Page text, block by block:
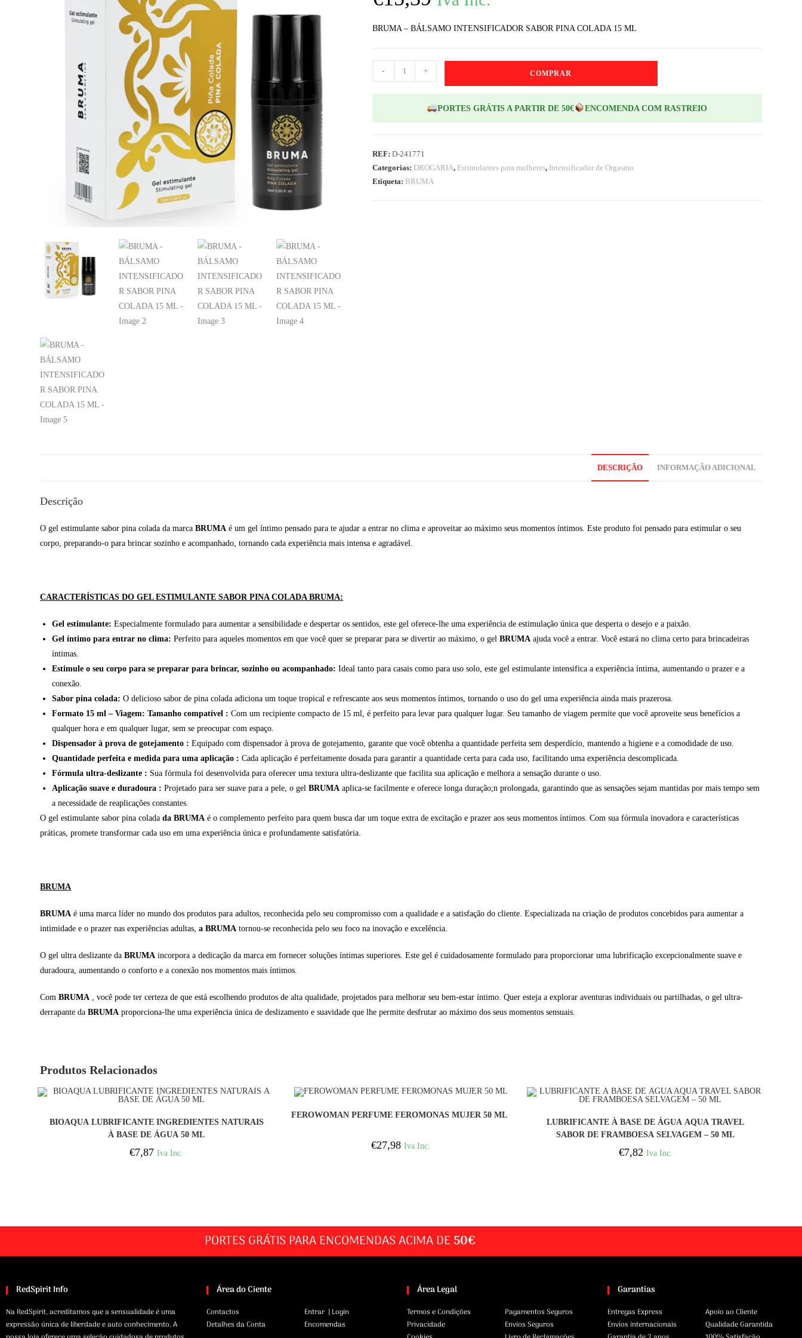
BRUMA – BÁLSAMO INTENSIFICADOR SABOR PINA COLADA 15 ML
- + COMPRAR
PORTES GRÁTIS A PARTIR DE 50€ ENCOMENDA COM RASTREIO
REF: D-241771
Categorias: DROGARIA, Estimulantes para mulheres, Intensificador de Orgasmo
Etiqueta: BRUMA
DESCRIÇÃO INFORMAÇÃO ADICIONAL
Descrição
O gel estimulante sabor pina colada da marcaBRUMA é um gel íntimo pensado para te ajudar a entrar no clima e aproveitar ao máximo seus momentos íntimos. Este produto foi pensado para estimular o seu
corpo, preparando-o para brincar sozinho e acompanhado, tornando cada experiência mais intensa e agradável.
CARACTERÍSTICAS DO GEL ESTIMULANTE SABOR PINA COLADA BRUMA:
Gel estimulante: Especialmente formulado para aumentar a sensibilidade e despertar os sentidos, este gel oferece-lhe uma experiência de estimulação única que desperta o desejo e a paixão.
Gel íntimo para entrar no clima: Perfeito para aqueles momentos em que você quer se preparar para se divertir ao máximo, o gelBRUMA ajuda você a entrar. Você estará no clima certo para brincadeiras
íntimas.
Estimule o seu corpo para se preparar para brincar, sozinho ou acompanhado: Ideal tanto para casais como para uso solo, este gel estimulante intensifica a experiência íntima, aumentando o prazer e a
conexão.
Sabor pina colada:O delicioso sabor de pina colada adiciona um toque tropical e refrescante aos seus momentos íntimos, tornando o uso do gel uma experiência ainda mais prazerosa.
Formato 15 ml – Viagem: Tamanho compatível : Com um recipiente compacto de 15 ml, é perfeito para levar para qualquer lugar. Seu tamanho de viagem permite que você aproveite seus benefícios a
qualquer hora e em qualquer lugar, sem se preocupar com espaço.
Dispensador à prova de gotejamento : Equipado com dispensador à prova de gotejamento, garante que você obtenha a quantidade perfeita sem desperdício, mantendo a higiene e a comodidade de uso.
Quantidade perfeita e medida para uma aplicação : Cada aplicação é perfeitamente dosada para garantir a quantidade certa para cada uso, facilitando uma experiência descomplicada.
Fórmula ultra-deslizante : Sua fórmula foi desenvolvida para oferecer uma textura ultra-deslizante que facilita sua aplicação e melhora a sensação durante o uso.
Aplicação suave e duradoura : Projetado para ser suave para a pele, o gelBRUMA aplica-se facilmente e oferece longa duração;n prolongada, garantindo que as sensações sejam mantidas por mais tempo sem
a necessidade de reaplicações constantes.
O gel estimulante sabor pina coladada BRUMA é o complemento perfeito para quem busca dar um toque extra de excitação e prazer aos seus momentos íntimos. Com sua fórmula inovadora e características
práticas, promete transformar cada uso em uma experiência única e profundamente satisfatória.
BRUMA
BRUMA é uma marca líder no mundo dos produtos para adultos, reconhecida pelo seu compromisso com a qualidade e a satisfação do cliente. Especializada na criação de produtos concebidos para aumentar a
intimidade e o prazer nas experiências adultas,a BRUMA tornou-se reconhecida pelo seu foco na inovação e excelência.
O gel ultra deslizante daBRUMA incorpora a dedicação da marca em fornecer soluções íntimas superiores. Este gel é cuidadosamente formulado para proporcionar uma lubrificação excepcionalmente suave e
duradoura, aumentando o conforto e a conexão nos momentos mais íntimos.
ComBRUMA , você pode ter certeza de que está escolhendo produtos de alta qualidade, projetados para melhorar seu bem-estar íntimo. Quer esteja a explorar aventuras individuais ou partilhadas, o gel ultra-
derrapante daBRUMA proporciona-lhe uma experiência única de deslizamento e suavidade que lhe permite desfrutar ao máximo dos seus momentos sensuais.
Produtos Relacionados
BIOAQUA LUBRIFICANTE INGREDIENTES NATURAIS
À BASE DE ÁGUA 50 ML
€7,87 Iva Inc.
FEROWOMAN PERFUME FEROMONAS MUJER 50 ML
€27,98 Iva Inc.
COMPRAR
LUBRIFICANTE À BASE DE ÁGUA AQUA TRAVEL
SABOR DE FRAMBOESA SELVAGEM – 50 ML
€7,82 Iva Inc.
PORTES GRÁTIS PARA ENCOMENDAS ACIMA DE 50€
RedSpirit Info
Na RedSpirit, acreditamos que a sensualidade é uma
expressão única de liberdade e auto conhecimento. A
Área do Ciente
Contactos
Detalhes da Conta
Entrar | Login
Encomendas
Área Legal
Termos e Condições
Privacidade
Pagamentos Seguros
Envios Seguros
Garantias
Entregas Express
Envios internacionais
Apoio ao Cliente
Qualidade Garantida